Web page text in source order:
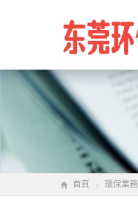
首頁 環保業務